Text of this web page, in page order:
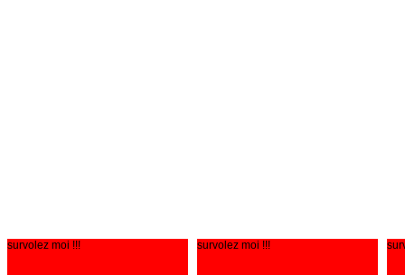
survolez moi !!! survolez moi !!!